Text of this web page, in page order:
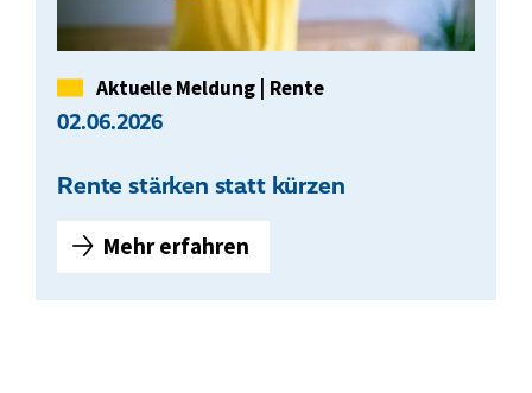
k
e
g
n
n
t
a
u
Kategorie
Aktuelle Meldung Rente
02.06.2026
Rente stärken statt kürzen
Mehr erfahren
R